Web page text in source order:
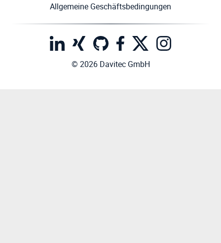
Allgemeine Geschäftsbedingungen
© 2026 Davitec GmbH